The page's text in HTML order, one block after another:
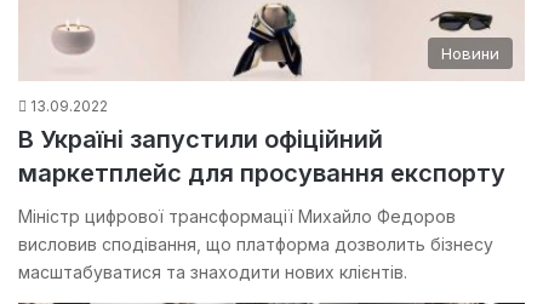
Новини
13.09.2022
В Україні запустили офіційний
маркетплейс для просування експорту
Міністр цифрової трансформації Михайло Федоров
висловив сподівання, що платформа дозволить бізнесу
масштабуватися та знаходити нових клієнтів.